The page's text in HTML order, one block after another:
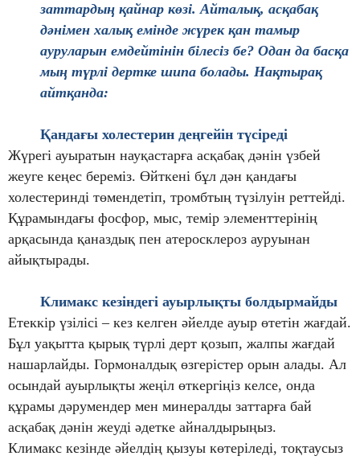
заттардың қайнар көзі. Айталық, асқабақ
дәнімен халық емінде жүрек қан тамыр
ауруларын емдейтінін білесіз бе? Одан да басқа
мың түрлі дертке шипа болады. Нақтырақ
айтқанда:
Қандағы холестерин деңгейін түсіреді
Жүрегі ауыратын науқастарға асқабақ дәнін үзбей
жеуге кеңес береміз. Өйткені бұл дән қандағы
холестеринді төмендетіп, тромбтың түзілуін реттейді.
Құрамындағы фосфор, мыс, темір элементтерінің
арқасында қаназдық пен атеросклероз ауруынан
айықтырады.
Климакс кезіндегі ауырлықты болдырмайды
Етеккір үзілісі – кез келген әйелде ауыр өтетін жағдай.
Бұл уақытта қырық түрлі дерт қозып, жалпы жағдай
нашарлайды. Гормоналдық өзгерістер орын алады. Ал
осындай ауырлықты жеңіл өткергіңіз келсе, онда
құрамы дәрумендер мен минералды заттарға бай
асқабақ дәнін жеуді әдетке айналдырыңыз.
Климакс кезінде әйелдің қызуы көтеріледі, тоқтаусыз